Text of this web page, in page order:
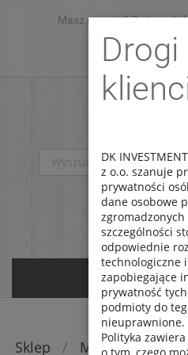
Masz pytanie? Zadzwoń
Zaloguj
Sklep / Modele rc /
Drogi
DK
z o.o. szanuje
prywatności
dane osobowe
szczególności
odpowiednie
technologiczne
zapobiegające
prywatność
podmioty do
nieuprawnione.
Polityka